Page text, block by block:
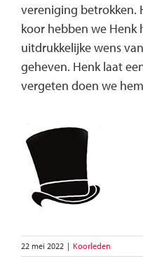
vereniging betrokken.
koor hebben we Henk
uitdrukkelijke wens
geheven. Henk laat
vergeten doen we
22 mei 2022 | Koorleden